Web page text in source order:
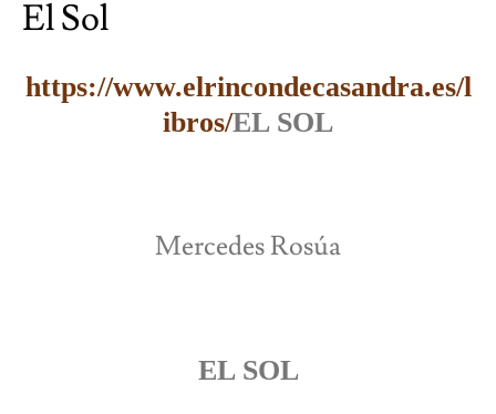
El Sol
https://www.elrincondecasandra.es/l
ibros/EL SOL
Mercedes Rosúa
EL SOL